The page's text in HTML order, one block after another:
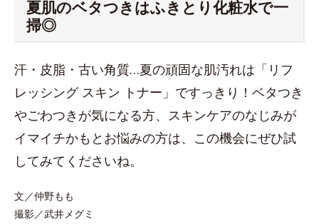
夏肌のベタつきはふきとり化粧水で一
掃◎
汗・皮脂・古い角質…夏の頑固な肌汚れは「リフ
レッシング スキン トナー」ですっきり！ベタつき
やごわつきが気になる方、スキンケアのなじみが
イマイチかもとお悩みの方は、この機会にぜひ試
してみてくださいね。
文／仲野もも
撮影／武井メグミ